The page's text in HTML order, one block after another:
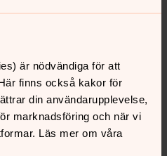
är nödvändiga för att
finns också kakor för
din användarupplevelse,
marknadsföring och när vi
Läs mer om våra
trefaldighet
är en av söndagarna